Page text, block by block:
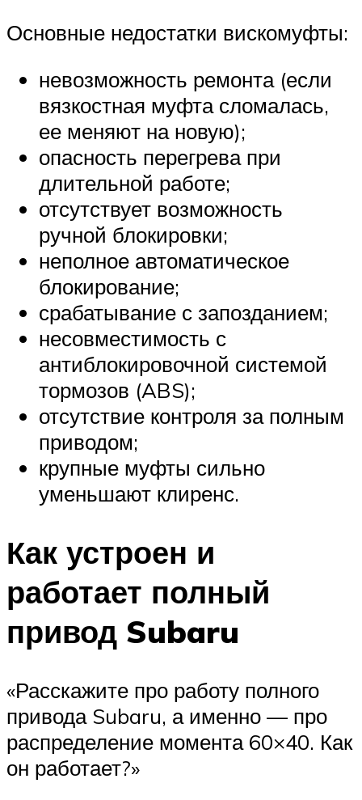
Основные недостатки вискомуфты:
невозможность ремонта (если
вязкостная муфта сломалась,
ее меняют на новую);
опасность перегрева при
длительной работе;
отсутствует возможность
ручной блокировки;
неполное автоматическое
блокирование;
срабатывание с запозданием;
несовместимость с
антиблокировочной системой
тормозов (ABS);
отсутствие контроля за полным
приводом;
крупные муфты сильно
уменьшают клиренс.
Как устроен и
работает полный
привод Subaru
«Расскажите про работу полного
привода Subaru, а именно — про
распределение момента 60×40. Как
он работает?»